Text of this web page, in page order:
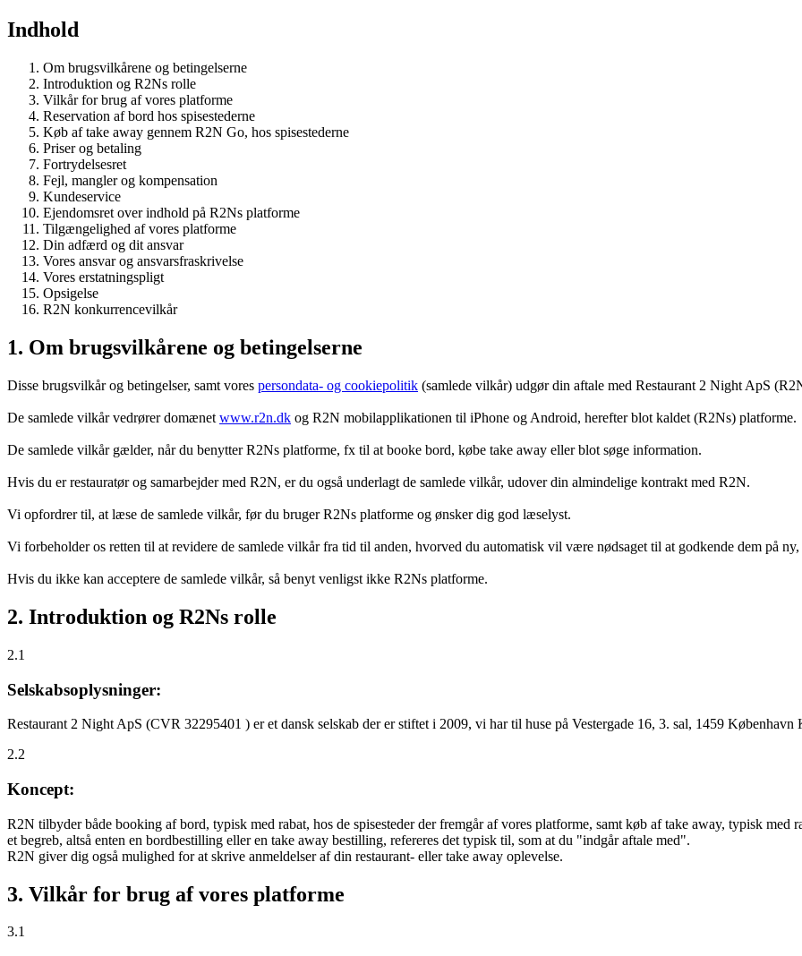
Indhold
Om brugsvilkårene og betingelserne
Introduktion og R2Ns rolle
Vilkår for brug af vores platforme
Reservation af bord hos spisestederne
Køb af take away gennem R2N Go, hos spisestederne
Priser og betaling
Fortrydelsesret
Fejl, mangler og kompensation
Kundeservice
Ejendomsret over indhold på R2Ns platforme
Tilgængelighed af vores platforme
Din adfærd og dit ansvar
Vores ansvar og ansvarsfraskrivelse
Vores erstatningspligt
Opsigelse
R2N konkurrencevilkår
1. Om brugsvilkårene og betingelserne
Disse brugsvilkår og betingelser, samt vores persondata- og cookiepolitik (samlede vilkår) udgør din aftale med Restaurant 2 Night ApS
De samlede vilkår vedrører domænet www.r2n.dk og R2N mobilapplikationen til iPhone og Android, herefter blot kaldet (R2Ns) platforme.
De samlede vilkår gælder, når du benytter R2Ns platforme, fx til at booke bord, købe take away eller blot søge information.
Hvis du er restauratør og samarbejder med R2N, er du også underlagt de samlede vilkår, udover din almindelige kontrakt med R2N.
Vi opfordrer til, at læse de samlede vilkår, før du bruger R2Ns platforme og ønsker dig god læselyst.
Vi forbeholder os retten til at revidere de samlede vilkår fra tid til anden, hvorved du automatisk vil være nødsaget til at godkende dem på
Hvis du ikke kan acceptere de samlede vilkår, så benyt venligst ikke R2Ns platforme.
2. Introduktion og R2Ns rolle
2.1
Selskabsoplysninger:
Restaurant 2 Night ApS (CVR 32295401 ) er et dansk selskab der er stiftet i 2009, vi har til huse på Vestergade 16, 3. sal, 1459 København
2.2
Koncept:
R2N tilbyder både booking af bord, typisk med rabat, hos de spisesteder der fremgår af vores platforme, samt køb af take away, typisk med
et begreb, altså enten en bordbestilling eller en take away bestilling, refereres det typisk til, som at du "indgår aftale med".
R2N giver dig også mulighed for at skrive anmeldelser af din restaurant- eller take away oplevelse.
3. Vilkår for brug af vores platforme
3.1